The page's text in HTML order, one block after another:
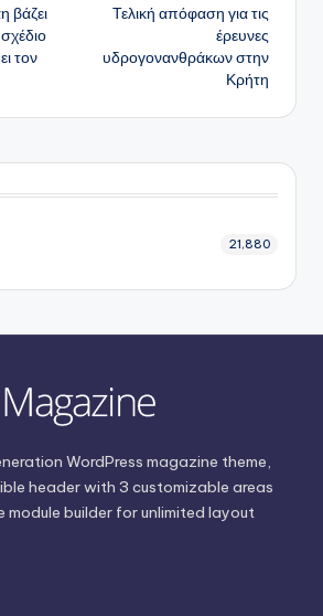
βάζει
τον
Τελική απόφαση για τις
έρευνες
υδρογονανθράκων στην
Κρήτη
21,880
WordPress magazine theme,
header with 3 customizable areas
builder for unlimited layout